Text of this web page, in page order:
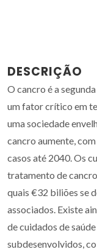
DESCRIÇÃO
O cancro é a
um fator crítico em
uma sociedade
cancro aumente,
casos até 2040. Os
tratamento de
quais €32 biliões se
associados. Existe
de cuidados de
subdesenvolvidos,